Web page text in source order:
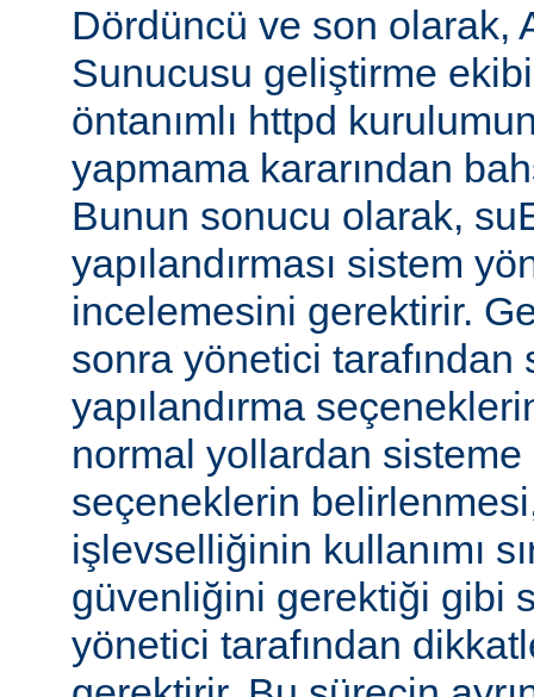
Dördüncü ve son olarak,
Sunucusu geliştirme
öntanımlı httpd
yapmama kararından
Bunun sonucu olarak,
yapılandırması sistem
incelemesini gerektirir.
sonra yönetici tarafından
yapılandırma
normal yollardan sisteme
seçeneklerin
işlevselliğinin kullanımı
güvenliğini gerektiği gibi
yönetici tarafından